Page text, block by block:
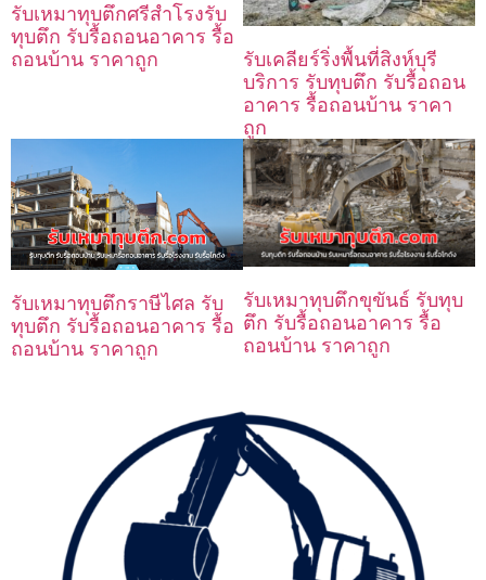
รับเหมาทุบตึกศรีสำโรงรับ
ทุบตึก รับรื้อถอนอาคาร รื้อ
ถอนบ้าน ราคาถูก
รับเคลียร์ริ่งพื้นที่สิงห์บุรี
บริการ รับทุบตึก รับรื้อถอน
อาคาร รื้อถอนบ้าน ราคา
ถูก
รับเหมาทุบตึกราษีไศล รับ
ทุบตึก รับรื้อถอนอาคาร รื้อ
ถอนบ้าน ราคาถูก
รับเหมาทุบตึกขุขันธ์ รับทุบ
ตึก รับรื้อถอนอาคาร รื้อ
ถอนบ้าน ราคาถูก